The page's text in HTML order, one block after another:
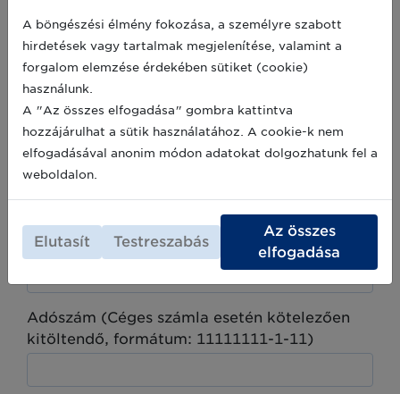
Telefonszám (nem kötelező)
SZÁMLÁZÁSI ADATOK (kötelezően
kitöltendő)
Cégnév / Név*
Adószám (Céges számla esetén kötelezően
kitöltendő, formátum: 11111111-1-11)
A böngészési élmény fokozása, a személyre szabott
hirdetések vagy tartalmak megjelenítése, valamint a
forgalom elemzése érdekében sütiket (cookie)
használunk.
A "Az összes elfogadása" gombra kattintva
hozzájárulhat a sütik használatához. A cookie-k nem
elfogadásával anonim módon adatokat dolgozhatunk fel a
weboldalon.
Elutasít Testreszabás
Az összes
elfogadása